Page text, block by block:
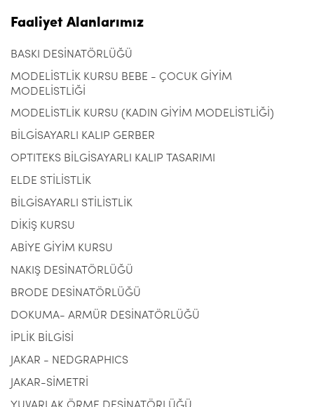
Faaliyet Alanlarımız
BASKI DESİNATÖRLÜĞÜ
MODELİSTLİK KURSU BEBE - ÇOCUK GİYİM
MODELİSTLİĞİ
MODELİSTLİK KURSU (KADIN GİYİM MODELİSTLİĞİ)
BİLGİSAYARLI KALIP GERBER
OPTITEKS BİLGİSAYARLI KALIP TASARIMI
ELDE STİLİSTLİK
BİLGİSAYARLI STİLİSTLİK
DİKİŞ KURSU
ABİYE GİYİM KURSU
NAKIŞ DESİNATÖRLÜĞÜ
BRODE DESİNATÖRLÜĞÜ
DOKUMA- ARMÜR DESİNATÖRLÜĞÜ
İPLİK BİLGİSİ
JAKAR - NEDGRAPHICS
JAKAR-SİMETRİ